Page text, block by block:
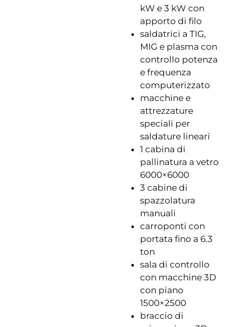
kW e 3 kW con
apporto di filo
saldatrici a TIG,
MIG e plasma con
controllo potenza
e frequenza
computerizzato
macchine e
attrezzature
speciali per
saldature lineari
1 cabina di
pallinatura a vetro
6000×6000
3 cabine di
spazzolatura
manuali
carroponti con
portata fino a 6.3
ton
sala di controllo
con macchine 3D
con piano
1500×2500
braccio di